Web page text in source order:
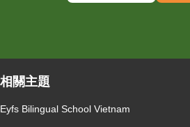
相關主題
Eyfs Bilingual School Vietnam